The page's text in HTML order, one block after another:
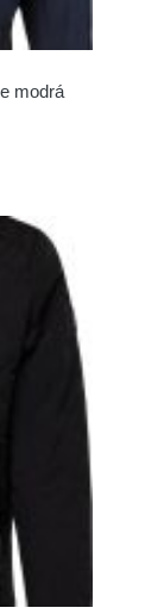
modrá